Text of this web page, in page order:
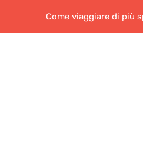
Come viaggiare di più